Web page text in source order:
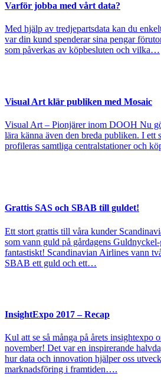
Varför jobba med vårt data?
Med hjälp av tredjepartsdata kan du
var din kund spenderar sina pengar
som påverkas av köpbesluten och vilka…
Visual Art klär publiken med Mosaic
Visual Art – Pionjärer inom DOOH Nu
lära känna även den breda publiken. I ett
profileras samtliga centralstationer och
Grattis SAS och SBAB till guldet!
Ett stort grattis till våra kunder
som vann guld på gårdagens
fantastiskt! Scandinavian Airlines vann
SBAB ett guld och ett…
InsightExpo 2017 – Recap
Kul att se så många på årets insightexpo
november! Det var en inspirerande
hur data och innovation hjälper oss
marknadsföring i framtiden….